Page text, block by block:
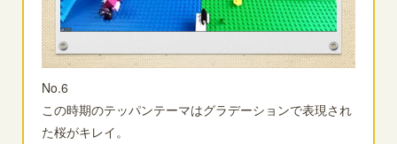
No.6
この時期のテッパンテーマはグラデーションで表現され
た桜がキレイ。